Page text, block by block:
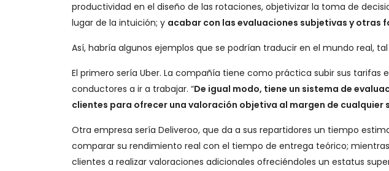
productividad en el diseño de las rotaciones, objetivizar la toma de
lugar de la intuición; y acabar con las evaluaciones subjetivas y otras
Así, habría algunos ejemplos que se podrían traducir en el mundo real,
El primero sería Uber. La compañía tiene como práctica subir sus tarifas
conductores a ir a trabajar. “De igual modo, tiene un sistema de
clientes para ofrecer una valoración objetiva al margen de cualquier
Otra empresa sería Deliveroo, que da a sus repartidores un tiempo
comparar su rendimiento real con el tiempo de entrega teórico;
clientes a realizar valoraciones adicionales ofreciéndoles un estatus